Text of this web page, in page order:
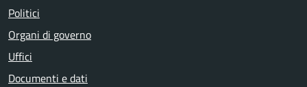
Politici
Organi di governo
Uffici
Documenti e dati